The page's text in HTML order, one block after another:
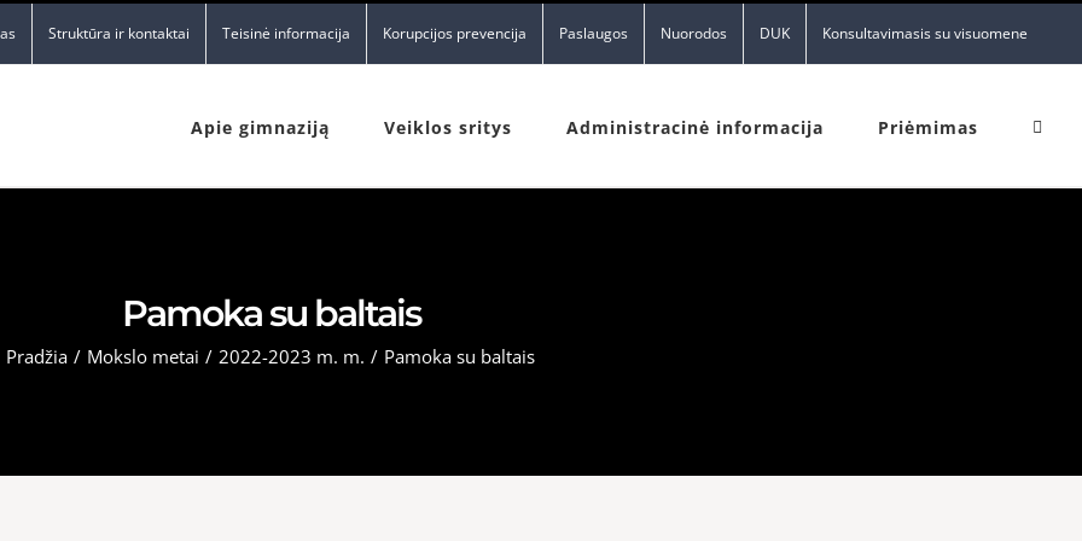
Struktūra ir kontaktai Teisinė informacija Korupcijos prevencija Paslaugos Nuorodos DUK Konsultavimasis su visuomene
Apie gimnaziją Veiklos sritys Administracinė informacija Priėmimas
Pamoka su baltais
Pradžia / Mokslo metai / 2022-2023 m. m. / Pamoka su baltais